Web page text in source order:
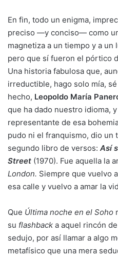
En fin, todo un enigma,
preciso —y conciso— como
magnetiza a un tiempo y a
pero que sí fueron el pórtico
Una historia fabulosa que,
irreductible, hago solo mía,
hecho, Leopoldo María
que ha dado nuestro idioma,
representante de esa
pudo ni el franquismo, dio un
segundo libro de versos: Así
Street (1970). Fue aquella la
London. Siempre que vuelvo
esa calle y vuelvo a amar la
Que Última noche en el Soho
su flashback a aquel rincón
sedujo, por así llamar a algo
metafísico que una mera